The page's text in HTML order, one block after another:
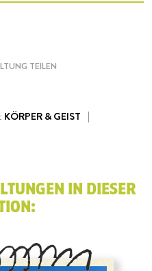
TEILEN
KÖRPER & GEIST
IN DIESER